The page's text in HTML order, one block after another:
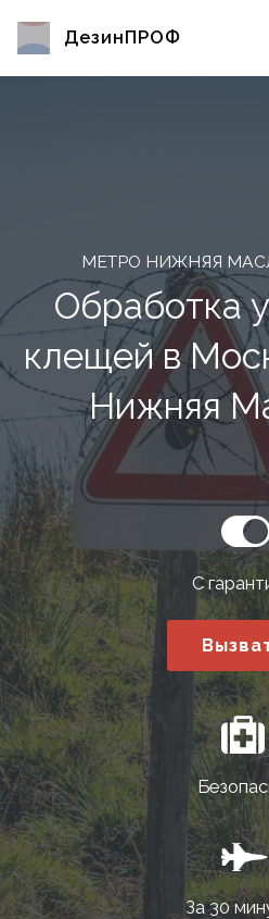
ДезинПРОФ
МЕТРО НИЖНЯЯ
Обработка
клещей в
Нижняя
С
За 30